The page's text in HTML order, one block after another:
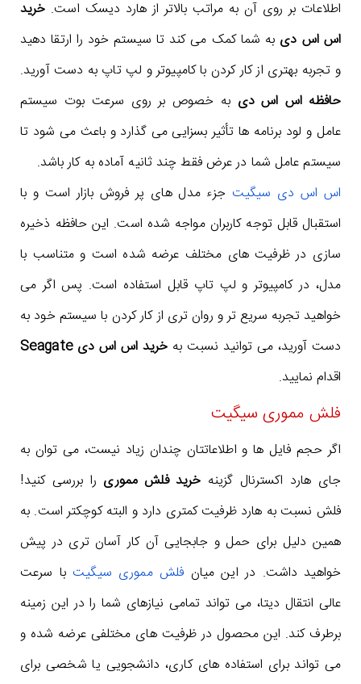
اطلاعات بر روی آن به مراتب بالاتر از هارد دیسک است. خرید
اس اس دی به شما کمک می کند تا سیستم خود را ارتقا دهید
و تجربه بهتری از کار کردن با کامپیوتر و لپ تاپ به دست آورید.
حافظه اس اس دی به خصوص بر روی سرعت بوت سیستم
عامل و لود برنامه ها تأثیر بسزایی می گذارد و باعث می شود تا
سیستم عامل شما در عرض فقط چند ثانیه آماده به کار باشد.
اس اس دی سیگیت جزء مدل های پر فروش بازار است و با
استقبال قابل توجه کاربران مواجه شده است. این حافظه ذخیره
سازی در ظرفیت های مختلف عرضه شده است و متناسب با
مدل، در کامپیوتر و لپ تاپ قابل استفاده است. پس اگر می
خواهید تجربه سریع تر و روان تری از کار کردن با سیستم خود به
دست آورید، می توانید نسبت به خرید اس اس دی Seagate
اقدام نمایید.
فلش مموری سیگیت
اگر حجم فایل ها و اطلاعاتتان چندان زیاد نیست، می توان به
جای هارد اکسترنال گزینه خرید فلش مموری را بررسی کنید!
فلش نسبت به هارد ظرفیت کمتری دارد و البته کوچکتر است. به
همین دلیل برای حمل و جابجایی آن کار آسان تری در پیش
خواهید داشت. در این میان فلش مموری سیگیتبا سرعت
عالی انتقال دیتا، می تواند تمامی نیازهای شما را در این زمینه
برطرف کند. این محصول در ظرفیت های مختلفی عرضه شده و
می تواند برای استفاده های کاری، دانشجویی یا شخصی برای